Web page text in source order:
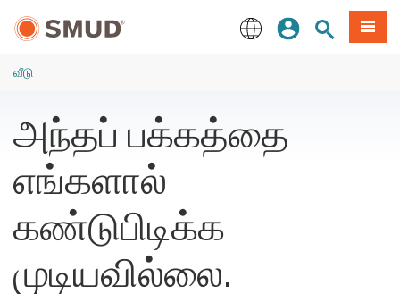
உள்ளடக்கத்திற்கு
உள்நுழையவும்
தளத் தேடல்
வீடு
அந்தப் பக்கத்தை
எங்களால்
கண்டுபிடிக்க
முடியவில்லை.